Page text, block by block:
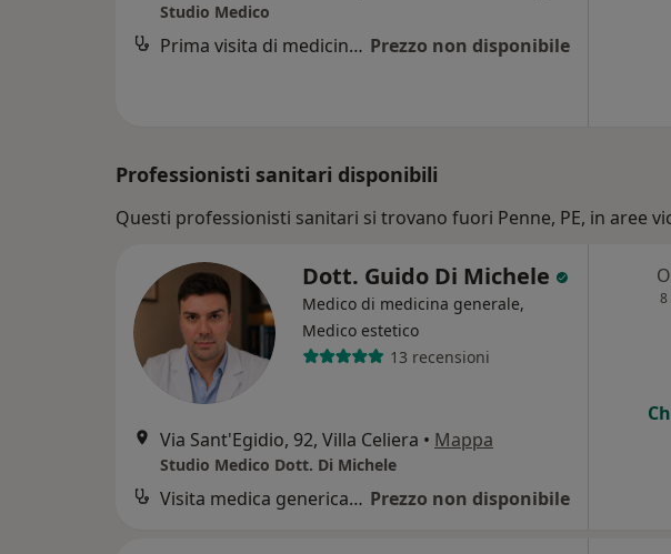
Studio Medico
Prima visita di medicina generale Prezzo non disponibile
Professionisti sanitari disponibili
Questi professionisti sanitari si trovano fuori Penne, PE, in aree
Dott. Guido Di Michele
Medico di medicina generale,
Medico estetico
13 recensioni
Via Sant'Egidio, 92, Villa Celiera • Mappa
Studio Medico Dott. Di Michele
Visita medica generica in CONVENZIONE Prezzo non disponibile
8